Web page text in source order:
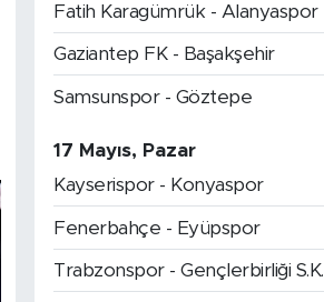
Fatih Karagümrük - Alanyaspor
Gaziantep FK - Başakşehir
Samsunspor - Göztepe
17 Mayıs, Pazar
Kayserispor - Konyaspor
Fenerbahçe - Eyüpspor
Trabzonspor - Gençlerbirliği S.K.